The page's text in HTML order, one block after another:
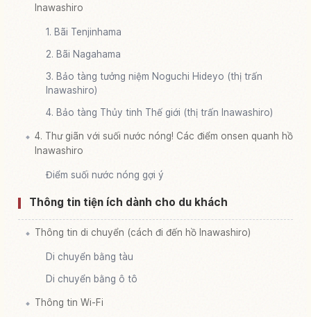
Inawashiro
1. Bãi Tenjinhama
2. Bãi Nagahama
3. Bảo tàng tưởng niệm Noguchi Hideyo (thị trấn
Inawashiro)
4. Bảo tàng Thủy tinh Thế giới (thị trấn Inawashiro)
4. Thư giãn với suối nước nóng! Các điểm onsen quanh hồ
Inawashiro
Điểm suối nước nóng gợi ý
Thông tin tiện ích dành cho du khách
Thông tin di chuyển (cách đi đến hồ Inawashiro)
Di chuyển bằng tàu
Di chuyển bằng ô tô
Thông tin Wi-Fi